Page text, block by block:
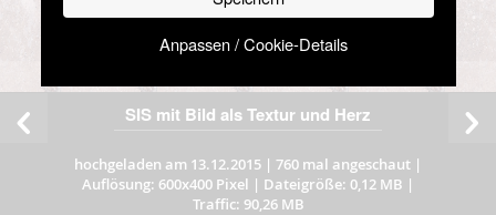
Anpassen / Cookie-Details
SIS mit Bild als Textur und Herz
hochgeladen am 13.12.2015 | 760 mal angeschaut |
Auflösung: 600x400 Pixel | Dateigröße: 0,12 MB |
Traffic: 90,26 MB